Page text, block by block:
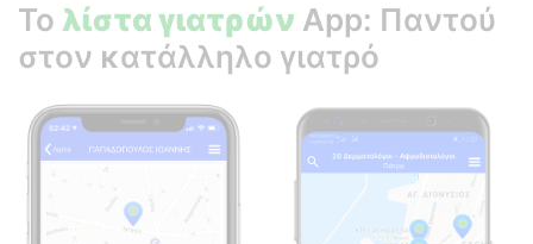
Το λίστα γιατρών App: Παντού
στον κατάλληλο γιατρό